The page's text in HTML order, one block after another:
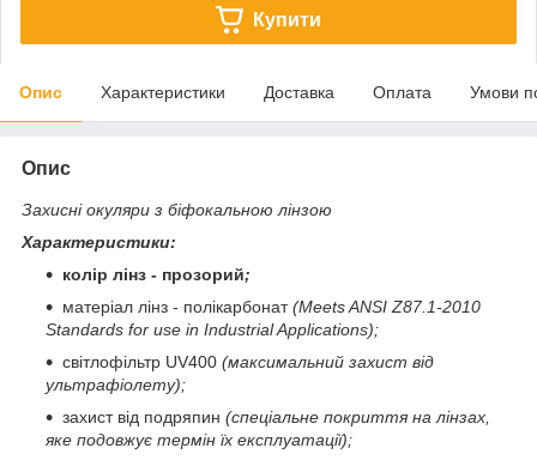
Купити
Опис Характеристики Доставка Оплата Умови
Опис
Захисні окуляри з біфокальною лінзою
Характеристики:
колір лінз - прозорий;
матеріал лінз - полікарбонат(Meets ANSI Z87.1-2010
Standards for use in Industrial Applications);
світлофільтр UV400 (максимальний захист від
ультрафіолету);
захист від подряпин (спеціальне покриття на лінзах,
яке подовжує термін їх експлуатації);